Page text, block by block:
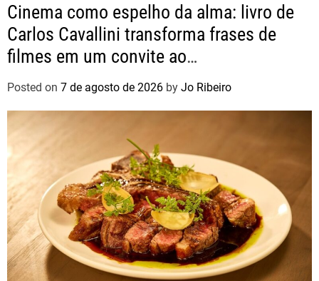
Cinema como espelho da alma: livro de
Carlos Cavallini transforma frases de
filmes em um convite ao
autoconhecimento
Posted on 7 de agosto de 2026 by Jo Ribeiro